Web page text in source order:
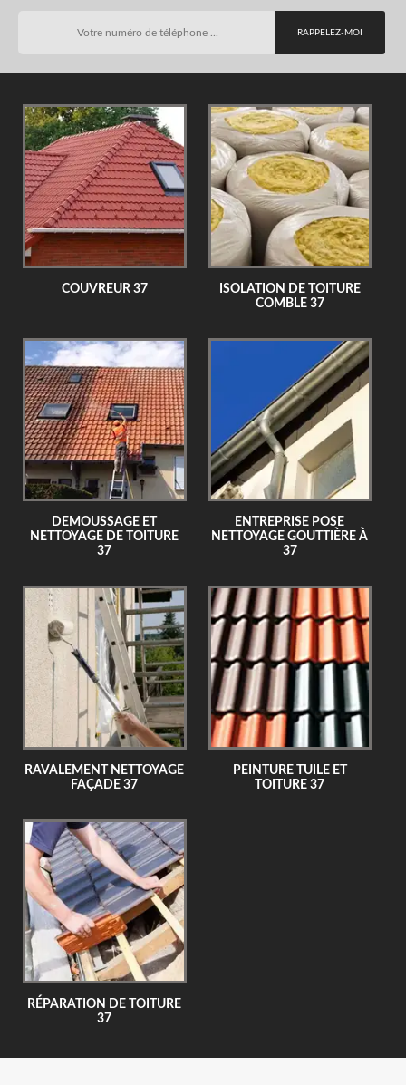
COUVREUR 37
ISOLATION DE TOITURE
COMBLE 37
DEMOUSSAGE ET
NETTOYAGE DE TOITURE
37
ENTREPRISE POSE
NETTOYAGE GOUTTIÈRE À
37
RAVALEMENT NETTOYAGE
FAÇADE 37
PEINTURE TUILE ET
TOITURE 37
RÉPARATION DE TOITURE
37